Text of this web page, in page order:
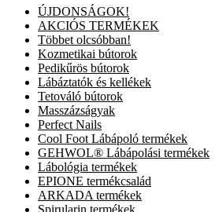
ÚJDONSÁGOK!
AKCIÓS TERMÉKEK
Többet olcsóbban!
Kozmetikai bútorok
Pedikűrös bútorok
Lábáztatók és kellékek
Tetováló bútorok
Masszázságyak
Perfect Nails
Cool Foot Lábápoló termékek
GEHWOL® Lábápolási termékek
Lábológia termékek
EPIONE termékcsalád
ARKADA termékek